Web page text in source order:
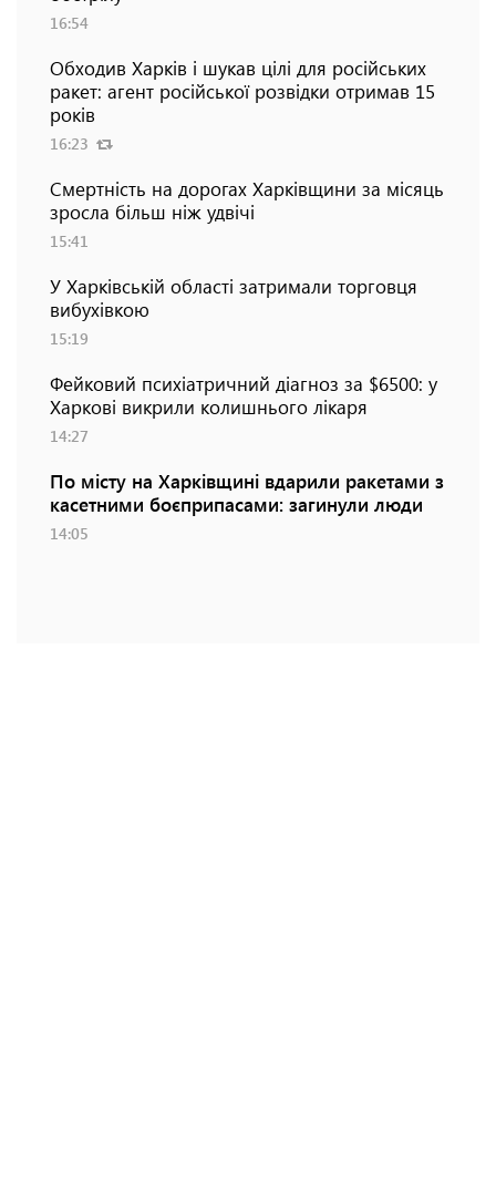
16:54
Обходив Харків і шукав цілі для російських
ракет: агент російської розвідки отримав 15
років
16:23
Смертність на дорогах Харківщини за місяць
зросла більш ніж удвічі
15:41
У Харківській області затримали торговця
вибухівкою
15:19
Фейковий психіатричний діагноз за $6500: у
Харкові викрили колишнього лікаря
14:27
По місту на Харківщині вдарили ракетами з
касетними боєприпасами: загинули люди
14:05